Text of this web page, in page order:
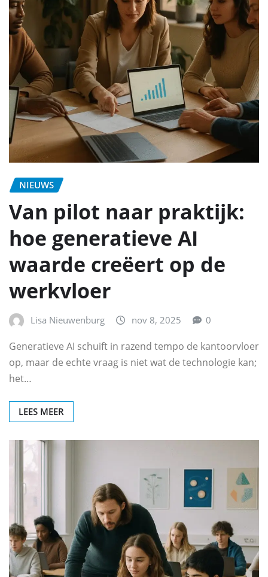
NIEUWS
Van pilot naar praktijk:
hoe generatieve AI
waarde creëert op de
werkvloer
Lisa Nieuwenburg nov 8, 2025 0
Generatieve AI schuift in razend tempo de kantoorvloer
op, maar de echte vraag is niet wat de technologie kan;
het…
LEES MEER